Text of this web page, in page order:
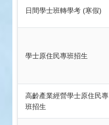
日間學士班轉學考 (寒假)
學士原住民專班招生
高齡產業經營學士原住民專
班招生